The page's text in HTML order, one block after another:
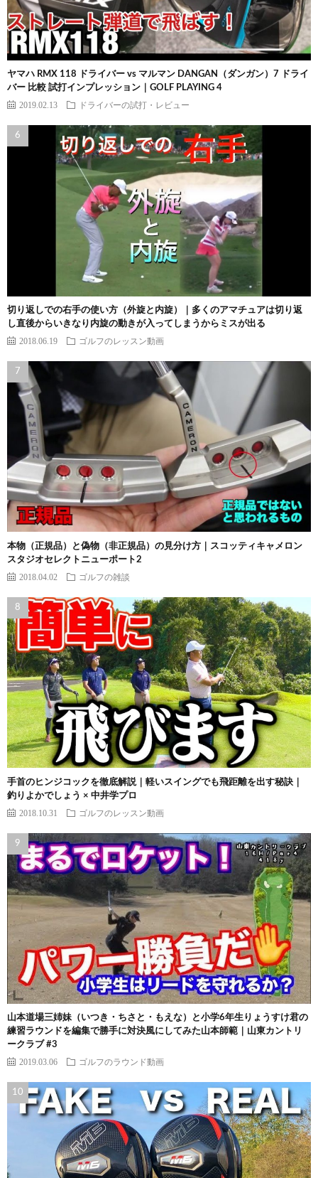
ヤマハ RMX 118 ドライバー vs マルマン DANGAN（ダンガン）7 ドライ
バー 比較 試打インプレッション｜GOLF PLAYING 4
2019.02.13 ドライバーの試打・レビュー
切り返しでの右手の使い方（外旋と内旋）｜多くのアマチュアは切り返
し直後からいきなり内旋の動きが入ってしまうからミスが出る
2018.06.19 ゴルフのレッスン動画
本物（正規品）と偽物（非正規品）の見分け方｜スコッティキャメロン
スタジオセレクトニューポート2
2018.04.02 ゴルフの雑談
手首のヒンジコックを徹底解説｜軽いスイングでも飛距離を出す秘訣｜
釣りよかでしょう × 中井学プロ
2018.10.31 ゴルフのレッスン動画
山本道場三姉妹（いつき・ちさと・もえな）と小学6年生りょうすけ君の
練習ラウンドを編集で勝手に対決風にしてみた山本師範｜山東カントリ
ークラブ #3
2019.03.06 ゴルフのラウンド動画